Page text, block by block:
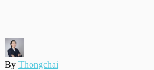
By Thongchai